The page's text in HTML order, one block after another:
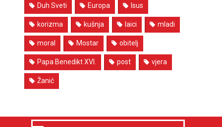
Duh Sveti Europa Isus
korizma kušnja laici mladi
moral Mostar obitelj
Papa Benedikt XVI. post vjera
Žanić